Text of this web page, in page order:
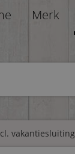
Merk
vakantiesluiting